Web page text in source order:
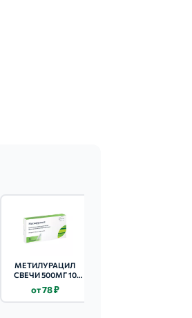
МЕТИЛУРАЦИЛ
СВЕЧИ 500МГ 10
от 78 ₽